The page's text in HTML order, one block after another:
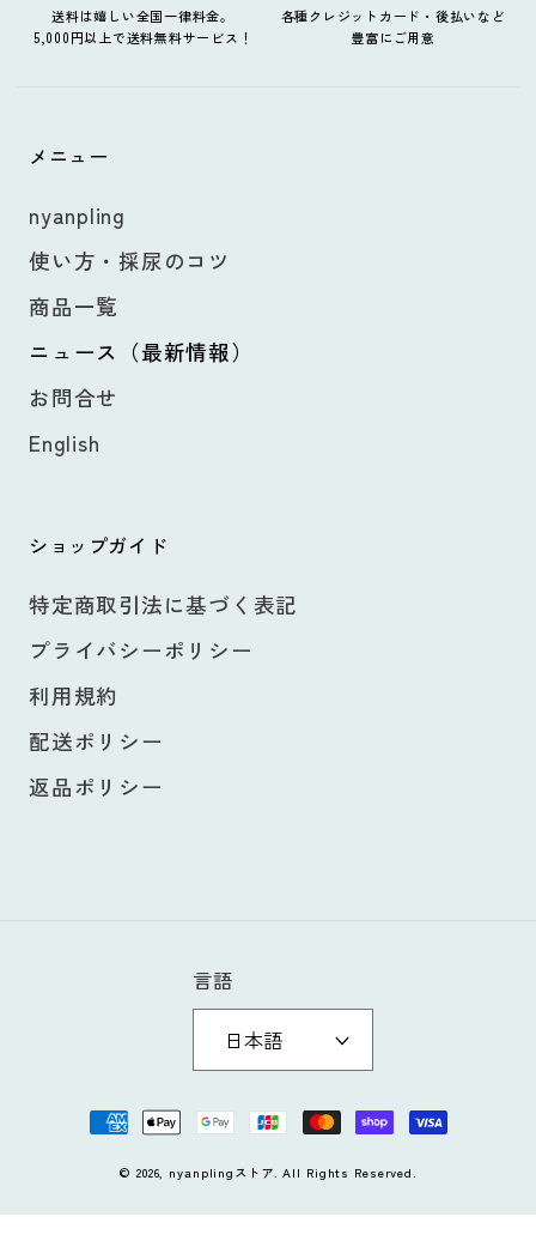
送料は嬉しい全国一律料金。
5,000円以上で送料無料サービス！
各種クレジットカード・後払いなど
豊富にご用意
メニュー
nyanpling
使い方・採尿のコツ
商品一覧
ニュース（最新情報）
お問合せ
English
ショップガイド
特定商取引法に基づく表記
プライバシーポリシー
利用規約
配送ポリシー
返品ポリシー
言語
日本語
決
済
法
© 2026, nyanplingストア . All Rights Reserved.